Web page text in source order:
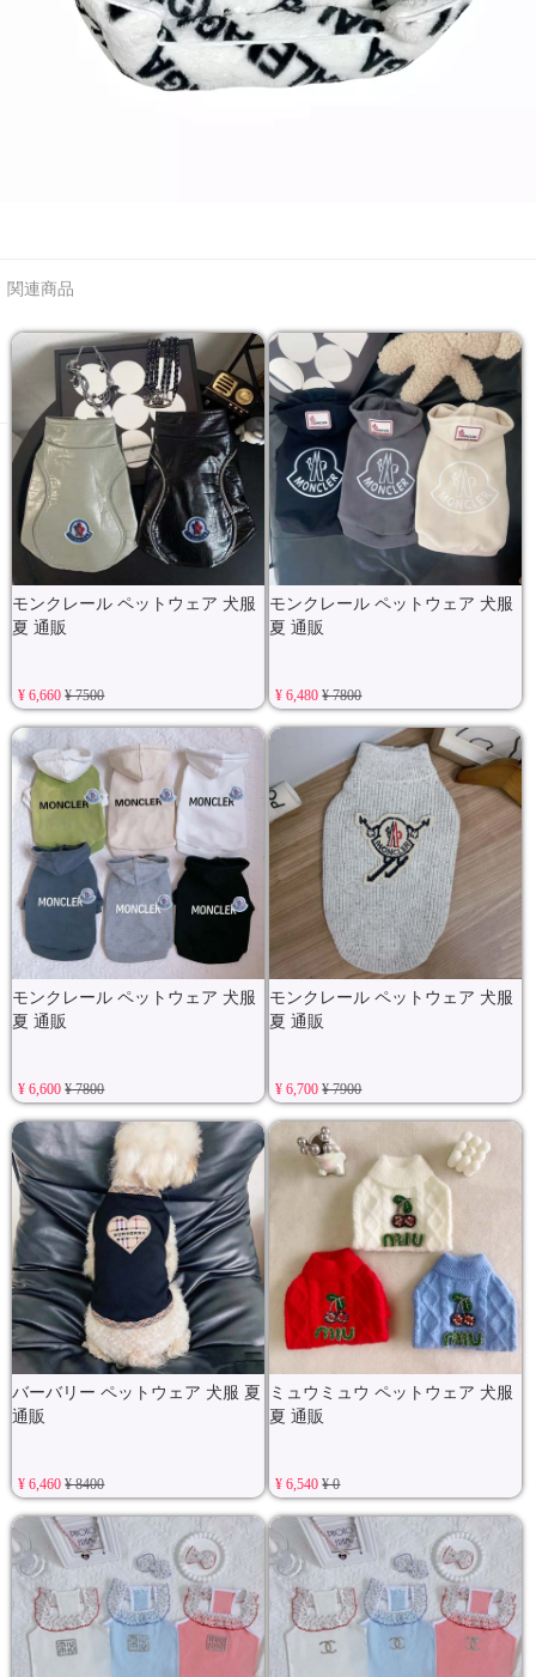
関連商品
モンクレール ペットウェア 犬服
夏 通販
¥ 6,660¥ 7500
モンクレール ペットウェア 犬服
夏 通販
¥ 6,480¥ 7800
モンクレール ペットウェア 犬服
夏 通販
¥ 6,600¥ 7800
モンクレール ペットウェア 犬服
夏 通販
¥ 6,700¥ 7900
バーバリー ペットウェア 犬服 夏
通販
¥ 6,460¥ 8400
ミュウミュウ ペットウェア 犬服
夏 通販
¥ 6,540¥ 0